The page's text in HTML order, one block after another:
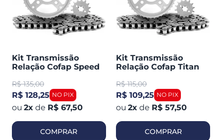
Kit Transmissão
Relação Cofap Speed
(590001)
R$ 135,00
R$ 128,25
2x de R$ 67,50
COMPRAR
Kit Transmissão
Relação Cofap Titan
R$ 115,00
R$ 109,25
2x de R$ 57,50
COMPRAR